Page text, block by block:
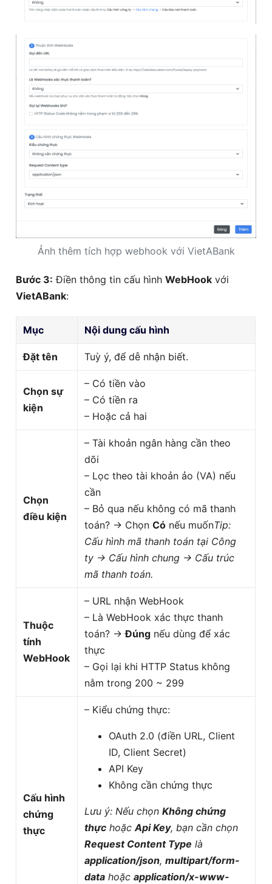
Ảnh thêm tích hợp webhook với VietABank
Bước 3: Điền thông tin cấu hìnhWebHook với
VietABank:
Mục Nội dung cấu hình
Đặt tên Tuỳ ý, để dễ nhận biết.
Chọn sự
kiện
– Có tiền vào
– Có tiền ra
– Hoặc cả hai
Chọn
điều kiện
– Tài khoản ngân hàng cần theo
dõi
– Lọc theo tài khoản ảo (VA) nếu
cần
– Bỏ qua nếu không có mã thanh
toán? → ChọnCó nếu muốnTip:
Cấu hình mã thanh toán tại Công
ty → Cấu hình chung → Cấu trúc
mã thanh toán.
Thuộc
tính
WebHook
– URL nhận WebHook
– Là WebHook xác thực thanh
toán? →Đúng nếu dùng để xác
thực
– Gọi lại khi HTTP Status không
nằm trong 200 ~ 299
Cấu hình
chứng
thực
– Kiểu chứng thực:
OAuth 2.0 (điền URL, Client
ID, Client Secret)
API Key
Không cần chứng thực
Lưu ý: Nếu chọnKhông chứng
thực hoặcApi Key, bạn cần chọn
Request Content Type là
application/json,multipart/form-
data hoặcapplication/x-www-